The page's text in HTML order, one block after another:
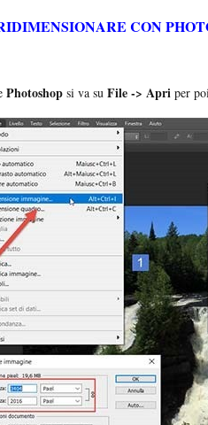
CON
Photoshop si va su File -> Apri per